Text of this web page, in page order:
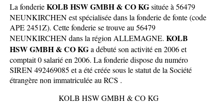
La fonderieKOLB HSW GMBH & CO KGsituée à 56479
NEUNKIRCHEN est spécialisée dans la fonderie de fonte (code
APE 2451Z). Cette fonderie se trouve au 56479
NEUNKIRCHEN dans la région ALLEMAGNE. KOLB
HSW GMBH & CO KGa débuté son activité en 2006 et
comptait 0 salarié en 2006. La fonderie dispose du numéro
SIREN 492469085 et a été créée sous le statut de la Société
étrangère non immatriculée au RCS .
KOLB HSW GMBH & CO KG